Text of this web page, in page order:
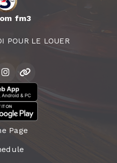
fm3
POUR LE LOUER
Page